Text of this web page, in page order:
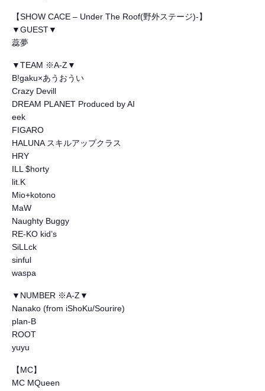
【SHOW CACE – Under The Roof(野外ステージ)-】
▼GUEST▼
蕊夢
▼TEAM ※A-Z▼
B!gaku×あうおうい
Crazy Devill
DREAM PLANET Produced by AI
eek
FIGARO
HALUNA スキルアップクラス
HRY
ILL $horty
lit.K
Mio+kotono
MaW
Naughty Buggy
RE-KO kid’s
SiLLck
sinful
waspa
▼NUMBER ※A-Z▼
Nanako (from iShoKu/Sourire)
plan-B
ROOT
yuyu
【MC】
MC MQueen